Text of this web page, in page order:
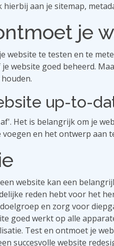
hierbij aan je sitemap,
je
website te testen en te
website goed beheerd.
up-to-
Het is belangrijk om je
en het ontwerp aan
website kan een
reden hebt voor het
en zorg voor
goed werkt op alle
Test en ontmoet je
succesvolle website